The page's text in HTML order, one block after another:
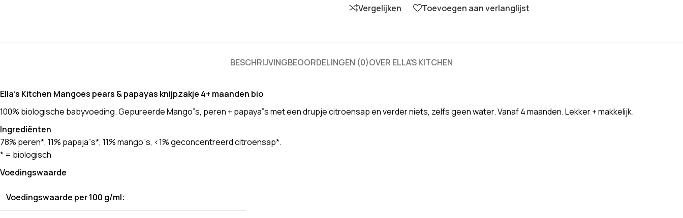
Vergelijken Toevoegen aan verlanglijst
BESCHRIJVINGBEOORDELINGEN (0)OVER ELLA'S KITCHEN
Ella’s Kitchen Mangoes pears & papayas knijpzakje 4+ maanden bio
100% biologische babyvoeding. Gepureerde Mango”s, peren + papaya”s met een drupje citroensap en verder niets, zelfs geen water. Vanaf 4 maanden. Lekker + makkelijk.
Ingrediënten
78% peren*, 11% papaja”s*, 11% mango”s, <1% geconcentreerd citroensap*.
* = biologisch
Voedingswaarde
Voedingswaarde per 100 g/ml: